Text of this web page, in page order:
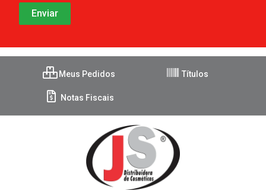
Meus Pedidos Títulos
Notas Fiscais